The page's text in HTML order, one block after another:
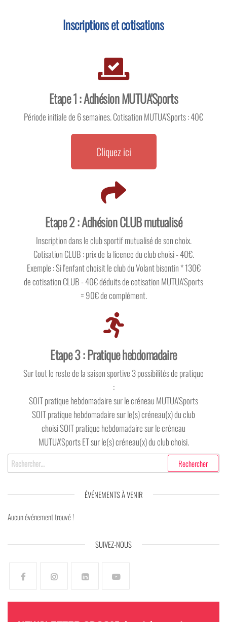
Inscriptions et cotisations
Etape 1 : Adhésion MUTUA'Sports
Période initiale de 6 semaines. Cotisation MUTUA'Sports : 40€
Cliquez ici
Etape 2 : Adhésion CLUB mutualisé
Inscription dans le club sportif mutualisé de son choix.
Cotisation CLUB : prix de la licence du club choisi - 40€.
Exemple : Si l'enfant choisit le club du Volant bisontin * 130€
de cotisation CLUB - 40€ déduits de cotisation MUTUA'Sports
= 90€ de complément.
Etape 3 : Pratique hebdomadaire
Sur tout le reste de la saison sportive 3 possibilités de pratique
:
SOIT pratique hebdomadaire sur le créneau MUTUA'Sports
SOIT pratique hebdomadaire sur le(s) créneau(x) du club
choisi SOIT pratique hebdomadaire sur le créneau
MUTUA'Sports ET sur le(s) créneau(x) du club choisi.
ÉVÉNEMENTS À VENIR
Aucun événement trouvé !
SUIVEZ-NOUS